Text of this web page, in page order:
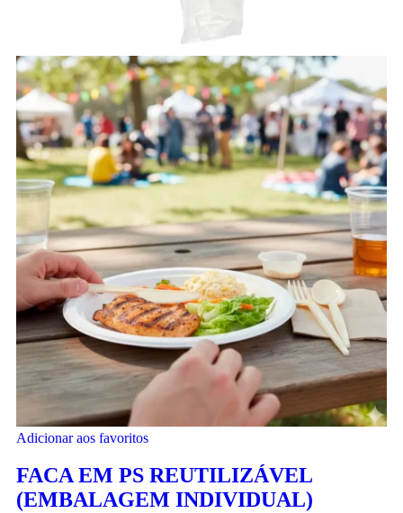
Adicionar aos favoritos
FACA EM PS REUTILIZÁVEL
(EMBALAGEM INDIVIDUAL)